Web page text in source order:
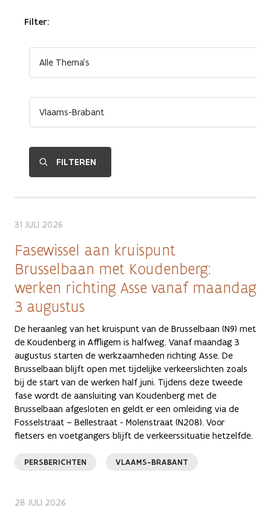
Filter:
31 JULI 2026
Fasewissel aan kruispunt
Brusselbaan met Koudenberg:
werken richting Asse vanaf maandag
3 augustus
De heraanleg van het kruispunt van de Brusselbaan (N9) met
de Koudenberg in Affligem is halfweg. Vanaf maandag 3
augustus starten de werkzaamheden richting Asse. De
Brusselbaan blijft open met tijdelijke verkeerslichten zoals
bij de start van de werken half juni. Tijdens deze tweede
fase wordt de aansluiting van Koudenberg met de
Brusselbaan afgesloten en geldt er een omleiding via de
Fosselstraat – Bellestraat - Molenstraat (N208). Voor
fietsers en voetgangers blijft de verkeerssituatie hetzelfde.
PERSBERICHTEN VLAAMS-BRABANT
28 JULI 2026